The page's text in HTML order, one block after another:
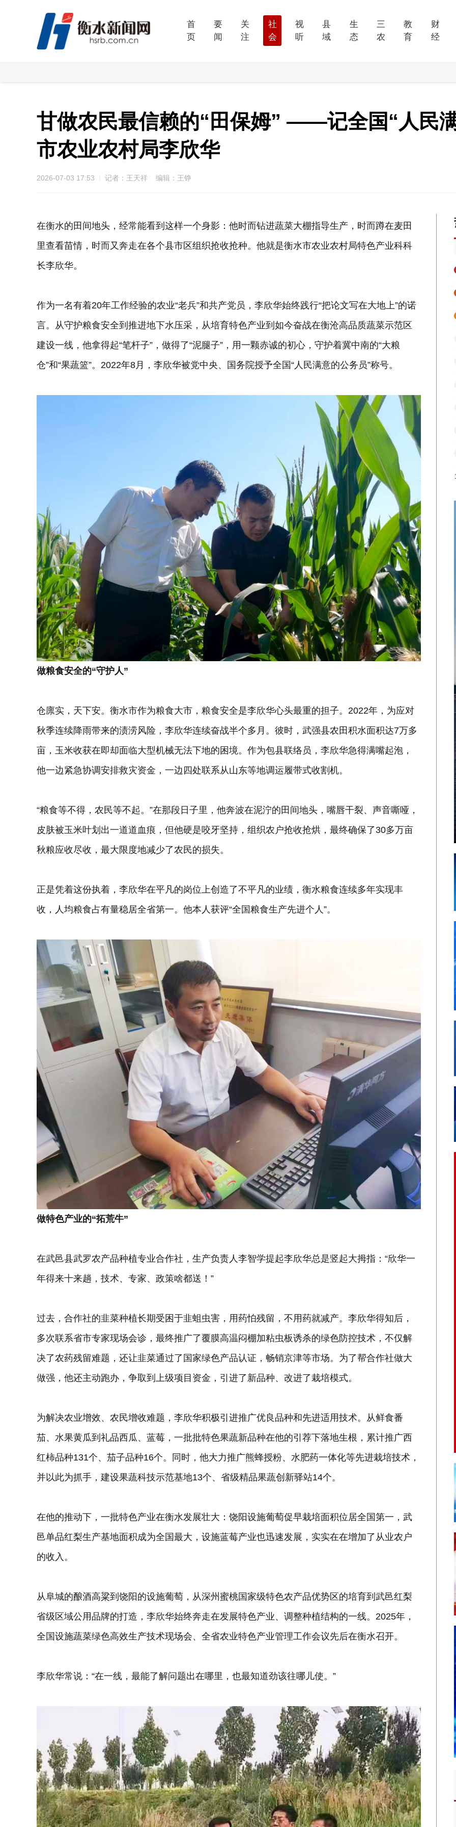
首
页
要
闻
关
注
社
会
视
听
县
域
生
态
三
农
教
育
财
经
甘做农民最信赖的“田保姆” ——记全国“人民
市农业农村局李欣华
2026-07-03 17:53 记者：王天祥 编辑：王铮
在衡水的田间地头，经常能看到这样一个身影：他时而钻进蔬菜大棚指导生产，时而蹲在麦田
里查看苗情，时而又奔走在各个县市区组织抢收抢种。他就是衡水市农业农村局特色产业科科
长李欣华。
作为一名有着20年工作经验的农业“老兵”和共产党员，李欣华始终践行“把论文写在大地上”的诺
言。从守护粮食安全到推进地下水压采，从培育特色产业到如今奋战在衡沧高品质蔬菜示范区
建设一线，他拿得起“笔杆子”，做得了“泥腿子”，用一颗赤诚的初心，守护着冀中南的“大粮
仓”和“果蔬篮”。2022年8月，李欣华被党中央、国务院授予全国“人民满意的公务员”称号。
做粮食安全的“守护人”
仓廪实，天下安。衡水市作为粮食大市，粮食安全是李欣华心头最重的担子。2022年，为应对
秋季连续降雨带来的渍涝风险，李欣华连续奋战半个多月。彼时，武强县农田积水面积达7万多
亩，玉米收获在即却面临大型机械无法下地的困境。作为包县联络员，李欣华急得满嘴起泡，
他一边紧急协调安排救灾资金，一边四处联系从山东等地调运履带式收割机。
“粮食等不得，农民等不起。”在那段日子里，他奔波在泥泞的田间地头，嘴唇干裂、声音嘶哑，
皮肤被玉米叶划出一道道血痕，但他硬是咬牙坚持，组织农户抢收抢烘，最终确保了30多万亩
秋粮应收尽收，最大限度地减少了农民的损失。
正是凭着这份执着，李欣华在平凡的岗位上创造了不平凡的业绩，衡水粮食连续多年实现丰
收，人均粮食占有量稳居全省第一。他本人获评“全国粮食生产先进个人”。
做特色产业的“拓荒牛”
在武邑县武罗农产品种植专业合作社，生产负责人李智学提起李欣华总是竖起大拇指：“欣华一
年得来十来趟，技术、专家、政策啥都送！”
过去，合作社的韭菜种植长期受困于韭蛆虫害，用药怕残留，不用药就减产。李欣华得知后，
多次联系省市专家现场会诊，最终推广了覆膜高温闷棚加粘虫板诱杀的绿色防控技术，不仅解
决了农药残留难题，还让韭菜通过了国家绿色产品认证，畅销京津等市场。为了帮合作社做大
做强，他还主动跑办，争取到上级项目资金，引进了新品种、改进了栽培模式。
为解决农业增效、农民增收难题，李欣华积极引进推广优良品种和先进适用技术。从鲜食番
茄、水果黄瓜到礼品西瓜、蓝莓，一批批特色果蔬新品种在他的引荐下落地生根，累计推广西
红柿品种131个、茄子品种16个。同时，他大力推广熊蜂授粉、水肥药一体化等先进栽培技术，
并以此为抓手，建设果蔬科技示范基地13个、省级精品果蔬创新驿站14个。
在他的推动下，一批特色产业在衡水发展壮大：饶阳设施葡萄促早栽培面积位居全国第一，武
邑单品红梨生产基地面积成为全国最大，设施蓝莓产业也迅速发展，实实在在增加了从业农户
的收入。
从阜城的酿酒高粱到饶阳的设施葡萄，从深州蜜桃国家级特色农产品优势区的培育到武邑红梨
省级区域公用品牌的打造，李欣华始终奔走在发展特色产业、调整种植结构的一线。2025年，
全国设施蔬菜绿色高效生产技术现场会、全省农业特色产业管理工作会议先后在衡水召开。
李欣华常说：“在一线，最能了解问题出在哪里，也最知道劲该往哪儿使。”